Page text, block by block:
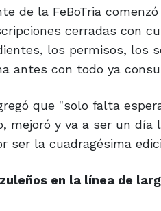
de la FeBoTria
cerradas con
los permisos, los
antes con todo ya
que "solo falta
mejoró y va a ser un día
ser la cuadragésima
en la línea de